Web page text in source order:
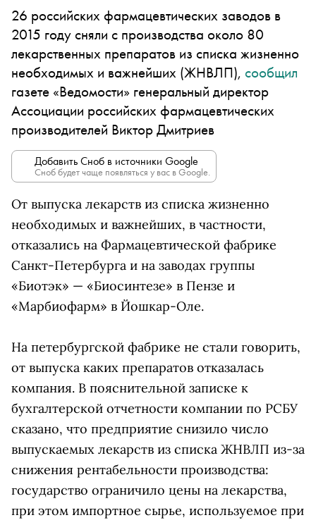
26 российских фармацевтических заводов в
2015 году сняли с производства около 80
лекарственных препаратов из списка жизненно
необходимых и важнейших (ЖНВЛП), сообщил
газете «Ведомости» генеральный директор
Ассоциации российских фармацевтических
производителей Виктор Дмитриев
Добавить Сноб в источники Google
Сноб будет чаще появляться у вас в Google.
От выпуска лекарств из списка жизненно
необходимых и важнейших, в частности,
отказались на Фармацевтической фабрике
Санкт-Петербурга и на заводах группы
«Биотэк» — «Биосинтезе» в Пензе и
«Марбиофарм» в Йошкар-Оле.
На петербургской фабрике не стали говорить,
от выпуска каких препаратов отказалась
компания. В пояснительной записке к
бухгалтерской отчетности компании по РСБУ
сказано, что предприятие снизило число
выпускаемых лекарств из списка ЖНВЛП из-за
снижения рентабельности производства:
государство ограничило цены на лекарства,
при этом импортное сырье, используемое при